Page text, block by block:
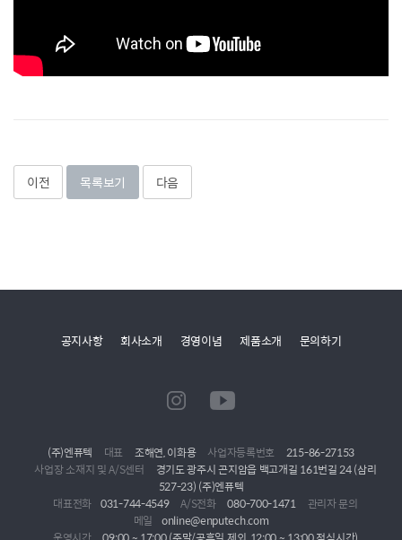
이전 목록보기 다음
공지사항 회사소개 경영이념 제품소개 문의하기
(주)엔퓨텍 대표 조해연, 이화용 사업자등록번호
215-86-27153
사업장 소재지 및 A/S센터
경기도 광주시 곤지암읍 백고개길 161번길 24 (삼리
527-23) (주)엔퓨텍
대표전화 031-744-4549 A/S전화 080-700-1471
관리자 문의
메일
online@enputech.com